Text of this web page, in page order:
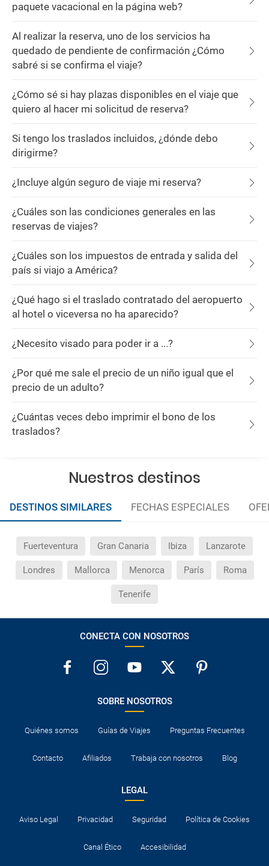
paquete vacacional en la página web?
Al realizar la reserva, uno de los servicios ha
quedado de pendiente de confirmación ¿Cómo
sabré si se confirma el viaje?
¿Cómo sé si hay plazas disponibles en el viaje que
quiero al hacer mi solicitud de reserva?
Si tengo los traslados incluidos, ¿dónde debo
dirigirme?
¿Incluye algún seguro de viaje mi reserva?
¿Cuáles son las condiciones generales en las
reservas de viajes?
¿Cuáles son los impuestos de entrada y salida del
país si viajo a América?
¿Qué hago si el traslado contratado del aeropuerto
al hotel o viceversa no ha aparecido?
¿Necesito visado para poder ir a ...?
¿Por qué me sale el precio de un niño igual que el
precio de un adulto?
¿Cuántas veces debo imprimir el bono de los
traslados?
Nuestros destinos
DESTINOS SIMILARES FECHAS ESPECIALES
Fuerteventura Gran Canaria Ibiza Lanzarote
Londres Mallorca Menorca París Roma
Tenerife
CONECTA CON NOSOTROS
SOBRE NOSOTROS
Quiénes somos Guías de Viajes Preguntas Frecuentes
Contacto Afiliados Trabaja con nosotros Blog
LEGAL
Aviso Legal Privacidad Seguridad Política de Cookies
Canal Ético Accesibilidad